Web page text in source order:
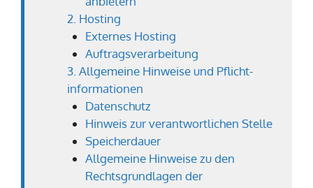
2. Hosting
Externes Hosting
Auftragsverarbeitung
3. Allgemeine Hinweise und Pflicht­
informationen
Datenschutz
Hinweis zur verantwortlichen Stelle
Speicherdauer
Allgemeine Hinweise zu den
Rechtsgrundlagen der